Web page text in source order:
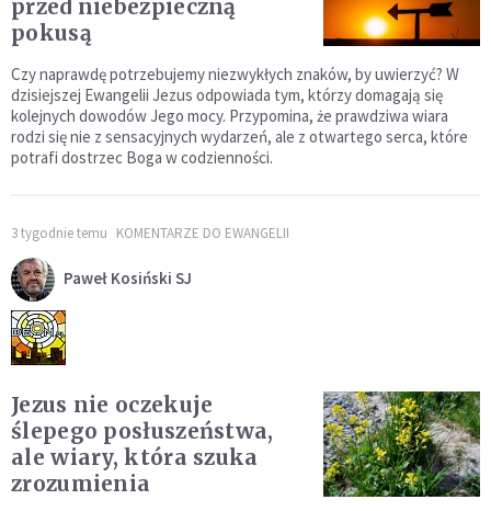
przed niebezpieczną
pokusą
Czy naprawdę potrzebujemy niezwykłych znaków, by uwierzyć? W
dzisiejszej Ewangelii Jezus odpowiada tym, którzy domagają się
kolejnych dowodów Jego mocy. Przypomina, że prawdziwa wiara
rodzi się nie z sensacyjnych wydarzeń, ale z otwartego serca, które
potrafi dostrzec Boga w codzienności.
3 tygodnie temu KOMENTARZE DO EWANGELII
Paweł Kosiński SJ
Jezus nie oczekuje
ślepego posłuszeństwa,
ale wiary, która szuka
zrozumienia